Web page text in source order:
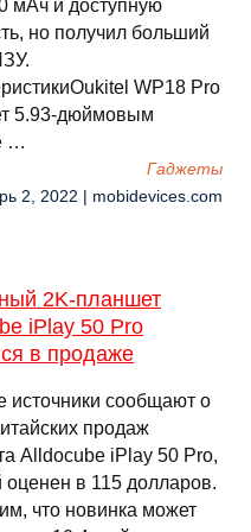
мАч и доступную
но получил больший
WP18 Pro
5.93-дюймовым
…
Гаджеты
2, 2022 | mobidevices.com
2K-планшет
iPlay 50 Pro
в продаже
источники сообщают о
продаж
Alldocube iPlay 50 Pro,
оценен в 115 долларов.
что новинка может